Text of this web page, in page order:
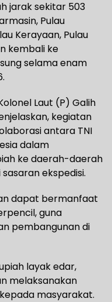
jarak sekitar 503
Pulau
Kerayaan, Pulau
kembali ke
selama enam
Laut (P) Galih
kegiatan
antara TNI
dalam
ke daerah-daerah
ekspedisi.
dapat bermanfaat
guna
pembangunan di
layak edar,
melaksanakan
masyarakat.